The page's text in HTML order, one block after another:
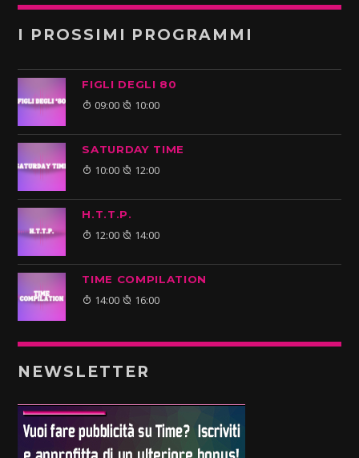
I PROSSIMI PROGRAMMI
FIGLI DEGLI 80
09:00 10:00
SATURDAY TIME
10:00 12:00
H.T.T.P.
12:00 14:00
TIME COMPILATION
14:00 16:00
NEWSLETTER